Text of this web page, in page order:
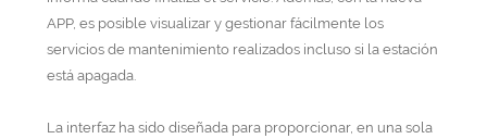
APP, es posible visualizar y gestionar fácilmente los
servicios de mantenimiento realizados incluso si la estación
está apagada.
La interfaz ha sido diseñada para proporcionar, en una sola